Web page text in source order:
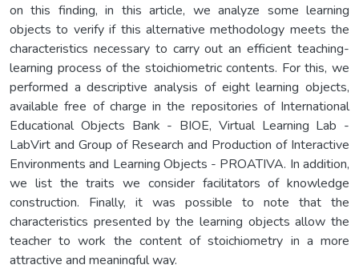
on this finding, in this article, we analyze some learning
objects to verify if this alternative methodology meets the
characteristics necessary to carry out an efficient teaching-
learning process of the stoichiometric contents. For this, we
performed a descriptive analysis of eight learning objects,
available free of charge in the repositories of International
Educational Objects Bank - BIOE, Virtual Learning Lab -
LabVirt and Group of Research and Production of Interactive
Environments and Learning Objects - PROATIVA. In addition,
we list the traits we consider facilitators of knowledge
construction. Finally, it was possible to note that the
characteristics presented by the learning objects allow the
teacher to work the content of stoichiometry in a more
attractive and meaningful way.